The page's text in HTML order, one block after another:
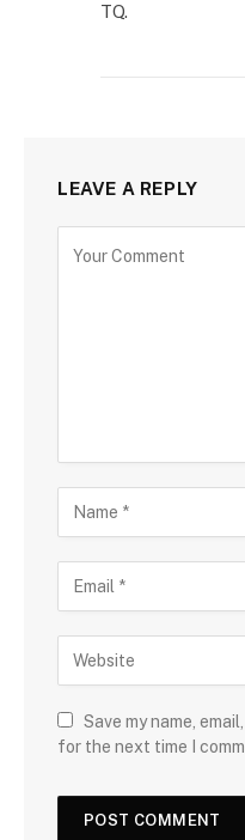
TQ.
LEAVE A REPLY
Save my name,
for the next time I